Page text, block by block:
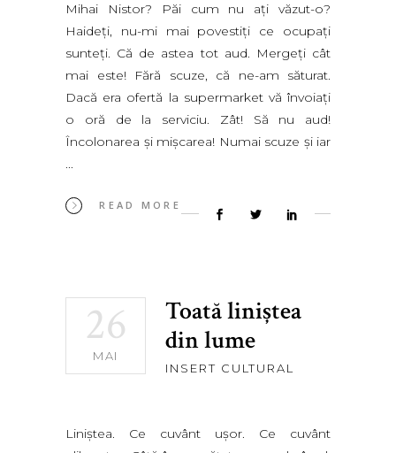
Mihai Nistor? Păi cum nu ați văzut-o?
Haideți, nu-mi mai povestiți ce ocupați
sunteți. Că de astea tot aud. Mergeți cât
mai este! Fără scuze, că ne-am săturat.
Dacă era ofertă la supermarket vă învoiați
o oră de la serviciu. Zât! Să nu aud!
Încolonarea și mișcarea! Numai scuze și iar
READ MORE
26
MAI
Toată liniştea
din lume
INSERT CULTURAL
Liniştea. Ce cuvânt uşor. Ce cuvânt